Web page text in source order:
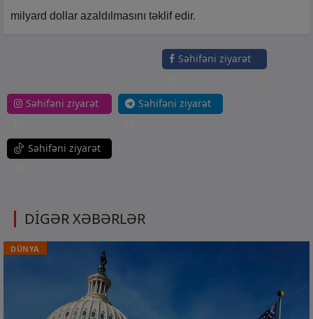
milyard dollar azaldılmasını təklif edir.
Səhifəni ziyarət
Səhifəni ziyarət
Səhifəni ziyarət
Səhifəni ziyarət
DİGƏR XƏBƏRLƏR
DÜNYA